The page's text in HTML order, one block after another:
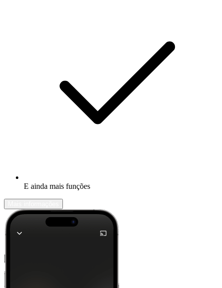
E ainda mais funções